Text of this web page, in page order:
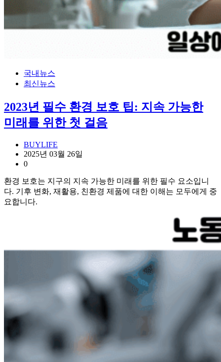
국내뉴스
최신뉴스
2023년 필수 환경 보호 팁: 지속 가능한
미래를 위한 첫 걸음
BUYLIFE
2025년 03월 26일
0
환경 보호는 지구의 지속 가능한 미래를 위한 필수 요소입니
다. 기후 변화, 재활용, 친환경 제품에 대한 이해는 모두에게 중
요합니다.